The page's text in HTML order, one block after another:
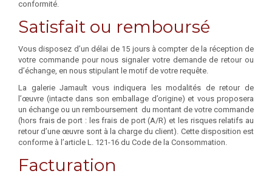
conformité.
Satisfait ou remboursé
Vous disposez d’un délai de 15 jours à compter de la réception de
votre commande pour nous signaler votre demande de retour ou
d’échange, en nous stipulant le motif de votre requête.
La galerie Jamault vous indiquera les modalités de retour de
l’œuvre (intacte dans son emballage d’origine) et vous proposera
un échange ou un remboursement du montant de votre commande
(hors frais de port : les frais de port (A/R) et les risques relatifs au
retour d’une œuvre sont à la charge du client). Cette disposition est
conforme à l’article L. 121-16 du Code de la Consommation.
Facturation